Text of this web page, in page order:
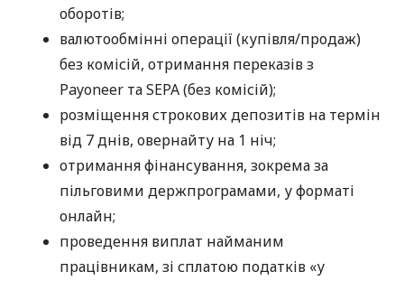
оборотів;
валютообмінні операції (купівля/продаж)
без комісій, отримання переказів з
Payoneer та SEPA (без комісій);
розміщення строкових депозитів на термін
від 7 днів, овернайту на 1 ніч;
отримання фінансування, зокрема за
пільговими держпрограмами, у форматі
онлайн;
проведення виплат найманим
працівникам, зі сплатою податків «у